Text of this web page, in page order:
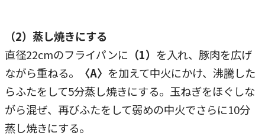
（2）蒸し焼きにする
直径22cmのフライパンに （1） を入れ、豚肉を広げ
ながら重ねる。
〈A〉 を加えて中火にかけ、沸騰した
らふたをして5分蒸し焼きにする。玉ねぎをほぐしな
がら混ぜ、再びふたをして弱めの中火でさらに10分
蒸し焼きにする。